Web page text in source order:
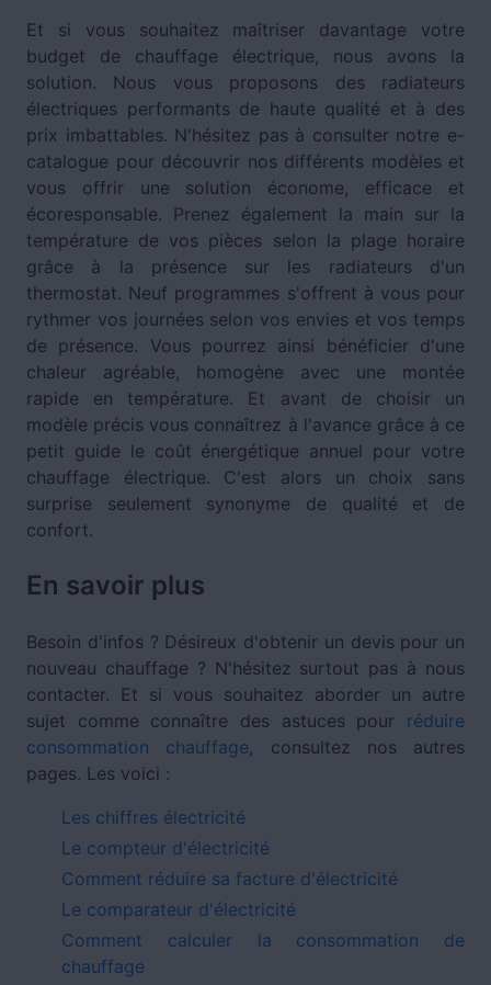
Et si vous souhaitez maîtriser davantage votre
budget de chauffage électrique, nous avons la
solution. Nous vous proposons des radiateurs
électriques performants de haute qualité et à des
prix imbattables. N'hésitez pas à consulter notre e-
catalogue pour découvrir nos différents modèles et
vous offrir une solution économe, efficace et
écoresponsable. Prenez également la main sur la
température de vos pièces selon la plage horaire
grâce à la présence sur les radiateurs d'un
thermostat. Neuf programmes s'offrent à vous pour
rythmer vos journées selon vos envies et vos temps
de présence. Vous pourrez ainsi bénéficier d'une
chaleur agréable, homogène avec une montée
rapide en température. Et avant de choisir un
modèle précis vous connaîtrez à l'avance grâce à ce
petit guide le coût énergétique annuel pour votre
chauffage électrique. C'est alors un choix sans
surprise seulement synonyme de qualité et de
confort.
En savoir plus
Besoin d'infos ? Désireux d'obtenir un devis pour un
nouveau chauffage ? N'hésitez surtout pas à nous
contacter. Et si vous souhaitez aborder un autre
sujet comme connaître des astuces pour réduire
consommation chauffage, consultez nos autres
pages. Les voici :
Les chiffres électricité
Le compteur d'électricité
Comment réduire sa facture d'électricité
Le comparateur d'électricité
Comment calculer la consommation de
chauffage